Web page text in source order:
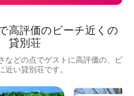
高評価のビーチ近くの
貸別荘
などの点でゲストに高評価の、ビ
近い貸別荘です。